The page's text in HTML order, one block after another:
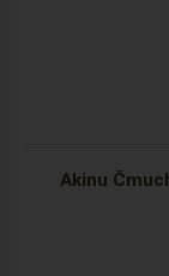
Akinu